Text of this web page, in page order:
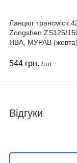
Ланцюг трансмісії
Zongshen ZS125/
ЯВА, МУРАВ
544 грн. /шт
Відгуки